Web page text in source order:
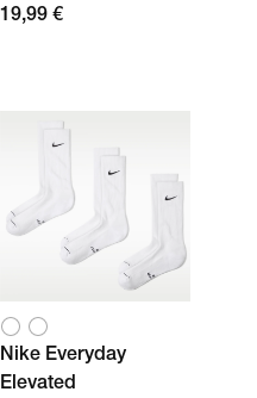
19,99 €
Nike Everyday
Elevated